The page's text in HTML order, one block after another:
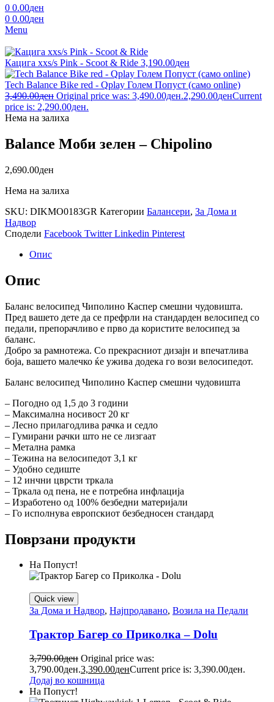
0 0.00ден
0 0.00ден
Menu
Кацига xxs/s Pink - Scoot & Ride 3,190.00ден
Tech Balance Bike red - Qplay Голем Попуст (само online)
3,490.00ден Original price was: 3,490.00ден.2,290.00денCurrent
price is: 2,290.00ден.
Нема на залиха
Balance Моби зелен – Chipolino
2,690.00ден
Нема на залиха
SKU: DIKMO0183GR Категории Балансери, За Дома и
Надвор
Сподели Facebook Twitter Linkedin Pinterest
Опис
Опис
Баланс велосипед Чиполино Каспер смешни чудовишта.
Пред вашето дете да се префрли на стандарден велосипед со
педали, препорачливо е прво да користите велосипед за
баланс.
Добро за рамнотежа. Со прекрасниот дизајн и впечатлива
боја, вашето малечко ќе ужива додека го вози велосипедот.
Баланс велосипед Чиполино Каспер смешни чудовишта
– Погодно од 1,5 до 3 години
– Максимална носивост 20 кг
– Лесно прилагодлива рачка и седло
– Гумирани рачки што не се лизгаат
– Метална рамка
– Тежина на велосипедот 3,1 кг
– Удобно седиште
– 12 инчни цврсти тркала
– Тркала од пена, не е потребна инфлација
– Изработено од 100% безбедни материјали
– Го исполнува европскиот безбедносен стандард
Поврзани продукти
На Попуст!
Quick view
За Дома и Надвор, Најпродавано, Возила на Педали
Трактор Багер со Приколка – Dolu
3,790.00ден Original price was:
3,790.00ден.3,390.00денCurrent price is: 3,390.00ден.
Додај во кошница
На Попуст!